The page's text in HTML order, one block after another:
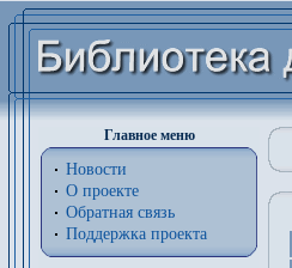
Главное меню
Новости
О проекте
Обратная связь
Поддержка проекта